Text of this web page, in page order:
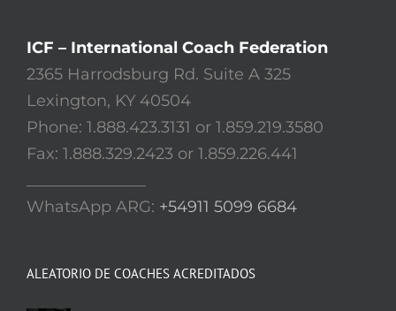
ICF – International Coach Federation
2365 Harrodsburg Rd. Suite A 325
Lexington, KY 40504
Phone: 1.888.423.3131 or 1.859.219.3580
Fax: 1.888.329.2423 or 1.859.226.441
WhatsApp ARG: +54911 5099 6684
ALEATORIO DE COACHES ACREDITADOS